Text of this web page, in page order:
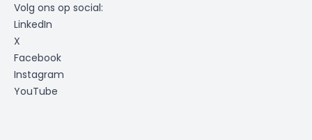
Volg ons op social:
LinkedIn
X
Facebook
Instagram
YouTube